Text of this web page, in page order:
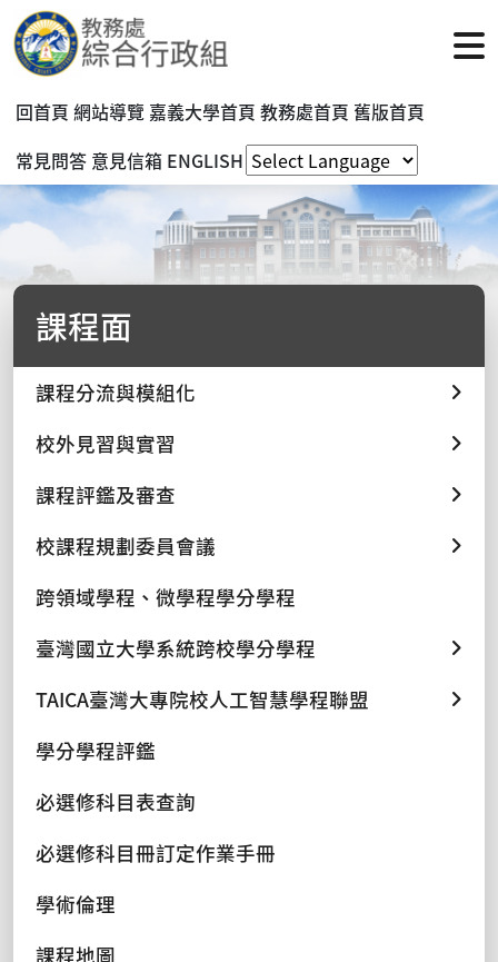
回首頁 網站導覽 嘉義大學首頁 教務處首頁 舊版首頁
常見問答 意見信箱 ENGLISH
課程面
課程分流與模組化
校外見習與實習
課程評鑑及審查
校課程規劃委員會議
跨領域學程、微學程學分學程
臺灣國立大學系統跨校學分學程
TAICA臺灣大專院校人工智慧學程聯盟
學分學程評鑑
必選修科目表查詢
必選修科目冊訂定作業手冊
學術倫理
課程地圖